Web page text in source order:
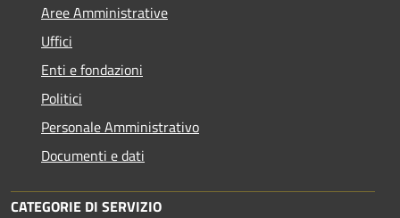
Aree Amministrative
Uffici
Enti e fondazioni
Politici
Personale Amministrativo
Documenti e dati
CATEGORIE DI SERVIZIO